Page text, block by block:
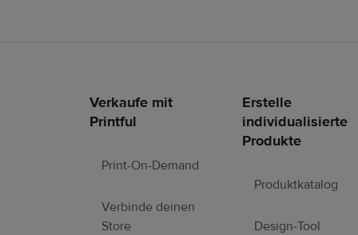
Fußzeilen-
Links
Verkaufe mit
Printful
Print-On-Demand
Verbinde deinen
Store
Erstelle
individualisierte
Produkte
Produktkatalog
Design-Tool